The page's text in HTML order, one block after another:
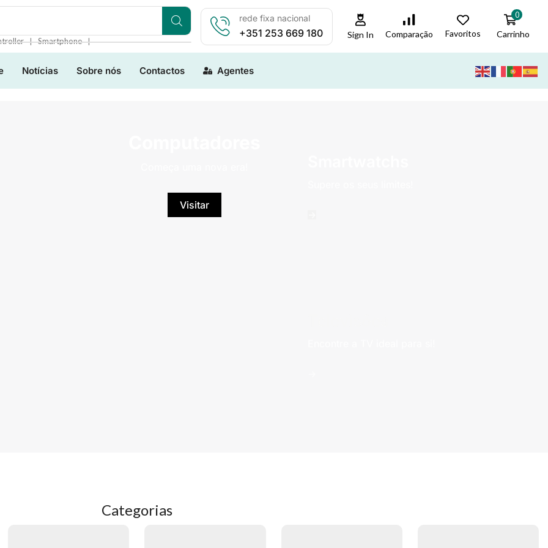
❘ Smartphone ❘
rede fixa nacional
+351 253 669 180 Sign In Comparação Favoritos
0
Carrinho
Notícias Sobre nós Contactos Agentes
Visitar
Categorias